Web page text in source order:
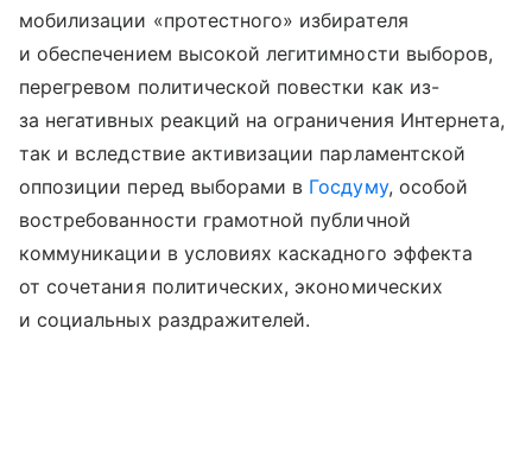
мобилизации «протестного» избирателя
и обеспечением высокой легитимности выборов,
перегревом политической повестки как из-
за негативных реакций на ограничения Интернета,
так и вследствие активизации парламентской
оппозиции перед выборами в Госдуму, особой
востребованности грамотной публичной
коммуникации в условиях каскадного эффекта
от сочетания политических, экономических
и социальных раздражителей.